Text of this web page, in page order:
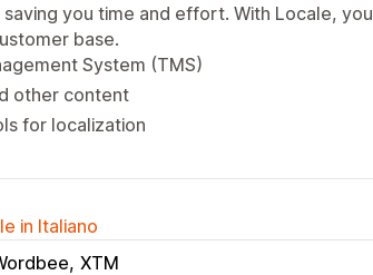
you time and effort. With Locale, you
base.
System (TMS)
other content
for localization
in Italiano
XTM